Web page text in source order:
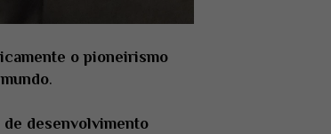
o pioneirismo
.
desenvolvimento